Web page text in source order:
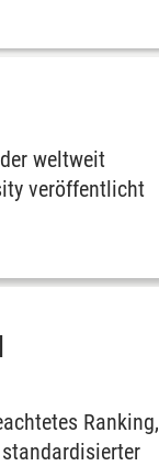
weltweit
veröffentlicht
Ranking,